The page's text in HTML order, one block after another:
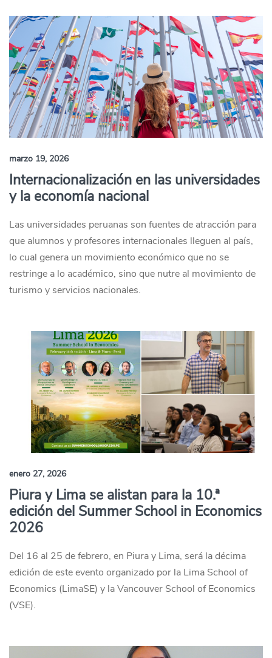
marzo 19, 2026
Internacionalización en las universidades
y la economía nacional
Las universidades peruanas son fuentes de atracción para
que alumnos y profesores internacionales lleguen al país,
lo cual genera un movimiento económico que no se
restringe a lo académico, sino que nutre al movimiento de
turismo y servicios nacionales.
enero 27, 2026
Piura y Lima se alistan para la 10.ª
edición del Summer School in Economics
2026
Del 16 al 25 de febrero, en Piura y Lima, será la décima
edición de este evento organizado por la Lima School of
Economics (LimaSE) y la Vancouver School of Economics
(VSE).